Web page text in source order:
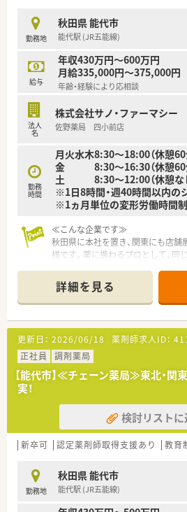
勤務地
秋田県 能代市
能代駅 (JR五能線)
給与
年収430万円～600万円
月給335,000円～375,000円
年齢・経験により応相談
法人
名
株式会社サノ・ファーマシー
佐野薬局 四小前店
勤務
時間
月火水木8:30～18:00（休憩60
金 8:30～16:30（休憩60
土 8:30～12:00（休憩な
※1日8時間・週40時間以内の
※1ヵ月単位の変形労働時間制
≪こんな企業です≫
秋田県に本社を置き、関東にも店
様です。薬に携わるプロとして、同
企業として薬剤師数をガイドライン
しっかり監査が出来るようにして
スタッフ皆でフォローしあい、公
る体制を整えています。
≪働く方にとって嬉しい制度が多数
お子さまの小学校入学まで活用で
正社員のまま最短6時間の勤務時間
す。
児休暇制度はもちろんのこと、職
体制が整っています。
≪薬局について≫
60枚前後を3名+の薬剤師さんが対
ターは仕切りを設け、患者様との
ています。
詳細を見る
更新日： 2026/06/18 薬剤師求人ID：
正社員
調剤薬局
【能代市】≪チェーン薬局≫東北・関
実！
検討リストに
新卒可 認定薬剤師取得支援あり 教育
勤務地
秋田県 能代市
能代駅 (JR五能線)